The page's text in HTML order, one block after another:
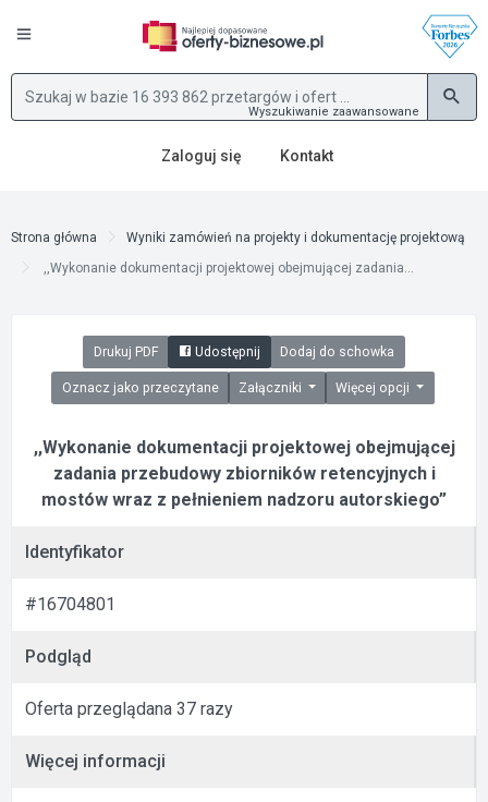
Wyszukiwanie zaawansowane
Zaloguj się Kontakt
Strona główna
Wyniki zamówień na projekty i dokumentację projektową
,,Wykonanie dokumentacji projektowej obejmującej zadania...
Drukuj PDF Udostępnij Dodaj do schowka
Oznacz jako przeczytane Załączniki Więcej opcji
,,Wykonanie dokumentacji projektowej obejmującej
zadania przebudowy zbiorników retencyjnych i
mostów wraz z pełnieniem nadzoru autorskiego”
Identyfikator
#16704801
Podgląd
Oferta przeglądana 37 razy
Więcej informacji